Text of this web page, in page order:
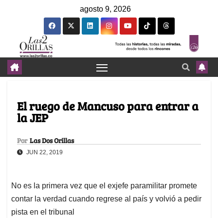
agosto 9, 2026
El ruego de Mancuso para entrar a
la JEP
Por Las Dos Orillas
JUN 22, 2019
No es la primera vez que el exjefe paramilitar promete
contar la verdad cuando regrese al país y volvió a pedir
pista en el tribunal